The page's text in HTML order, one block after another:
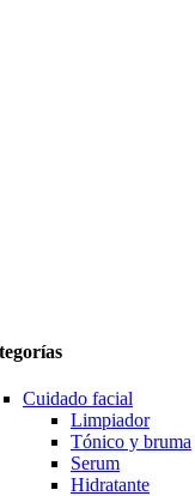
Cuidado facial
Limpiador
Tónico y bruma
Serum
Hidratante